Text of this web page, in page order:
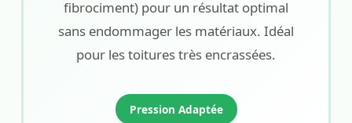
fibrociment) pour un résultat optimal
sans endommager les matériaux. Idéal
pour les toitures très encrassées.
Pression Adaptée